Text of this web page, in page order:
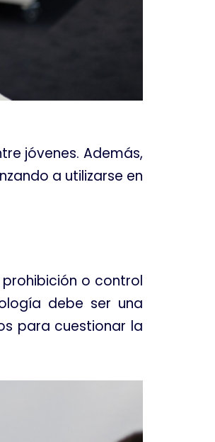
jóvenes. Además,
a utilizarse en
o control
debe ser una
para cuestionar la